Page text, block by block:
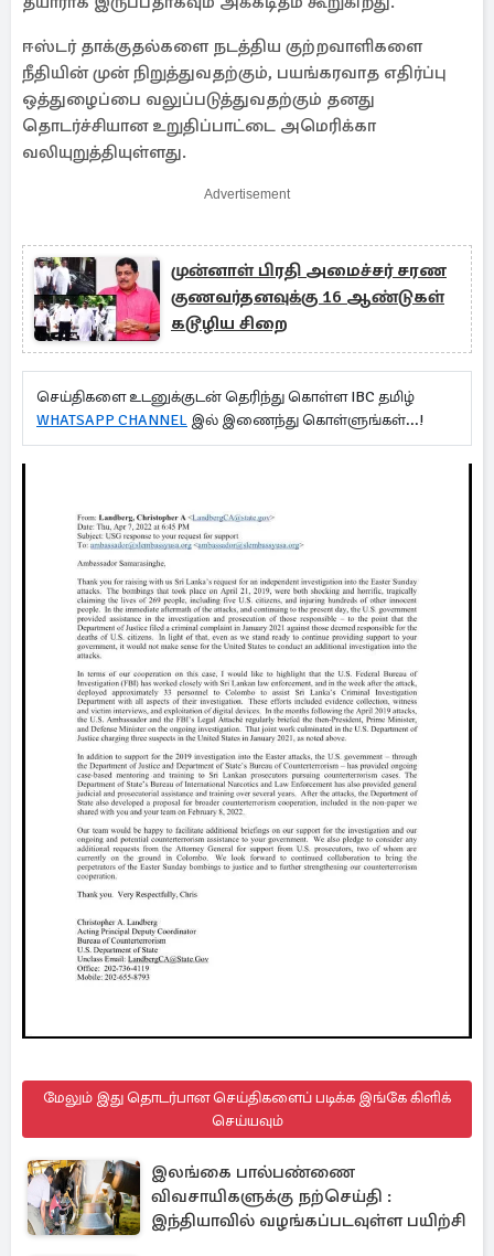
ஈஸ்டர் தாக்குதல்களை நடத்திய குற்றவாளிகளை
நீதியின் முன் நிறுத்துவதற்கும், பயங்கரவாத எதிர்ப்பு
ஒத்துழைப்பை வலுப்படுத்துவதற்கும் தனது
தொடர்ச்சியான உறுதிப்பாட்டை அமெரிக்கா
வலியுறுத்தியுள்ளது.
Advertisement
முன்னாள் பிரதி அமைச்சர் சரண
குணவர்தனவுக்கு 16 ஆண்டுகள்
கடூழிய சிறை
செய்திகளை உடனுக்குடன் தெரிந்து கொள்ள IBC தமிழ்
WHATSAPP CHANNEL இல் இணைந்து கொள்ளுங்கள்...!
மேலும் இது தொடர்பான செய்திகளைப் படிக்க இங்கே கிளிக்
செய்யவும்
இலங்கை பால்பண்ணை
விவசாயிகளுக்கு நற்செய்தி :
இந்தியாவில் வழங்கப்படவுள்ள பயிற்சி